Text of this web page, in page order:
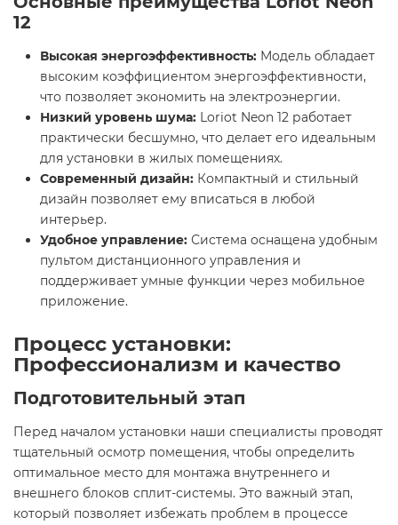
12
Высокая энергоэффективность: Модель обладает
высоким коэффициентом энергоэффективности,
что позволяет экономить на электроэнергии.
Низкий уровень шума: Loriot Neon 12 работает
практически бесшумно, что делает его идеальным
для установки в жилых помещениях.
Современный дизайн: Компактный и стильный
дизайн позволяет ему вписаться в любой
интерьер.
Удобное управление: Система оснащена удобным
пультом дистанционного управления и
поддерживает умные функции через мобильное
приложение.
Процесс установки:
Профессионализм и качество
Подготовительный этап
Перед началом установки наши специалисты проводят
тщательный осмотр помещения, чтобы определить
оптимальное место для монтажа внутреннего и
внешнего блоков сплит-системы. Это важный этап,
который позволяет избежать проблем в процессе